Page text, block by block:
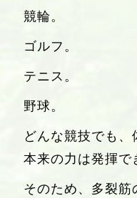
競輪。
ゴルフ。
テニス。
野球。
どんな競技でも
本来の力は発揮で
そのため、多裂筋